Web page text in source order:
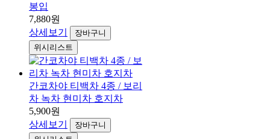
봉입
7,880원
상세보기
장바구니
위시리스트
간코차야 티백차 4종 / 보리
차 녹차 현미차 호지차
5,900원
상세보기
장바구니